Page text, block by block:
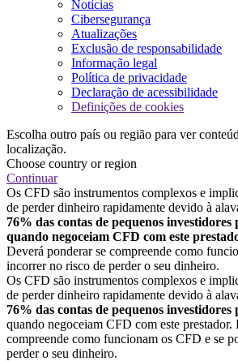
Notícias
Cibersegurança
Atualizações
Exclusão de responsabilidade
Informação legal
Política de privacidade
Declaração de acessibilidade
Definições de cookies
Escolha outro país ou região para ver
localização.
Choose country or region
Continuar
Os CFD são instrumentos complexos e
de perder dinheiro rapidamente devido à
76% das contas de pequenos
quando negoceiam CFD com este
Deverá ponderar se compreende como
incorrer no risco de perder o seu dinheiro.
Os CFD são instrumentos complexos e
de perder dinheiro rapidamente devido à
76% das contas de pequenos
quando negoceiam CFD com este prestador.
compreende como funcionam os CFD e se
perder o seu dinheiro.